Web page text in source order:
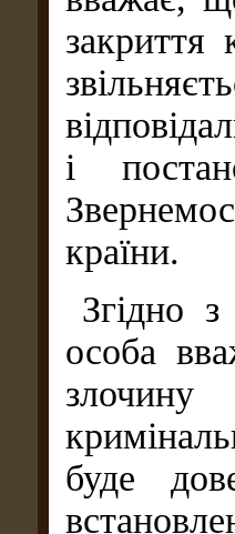
закриття
і
країни.
Згідно
особа
буде